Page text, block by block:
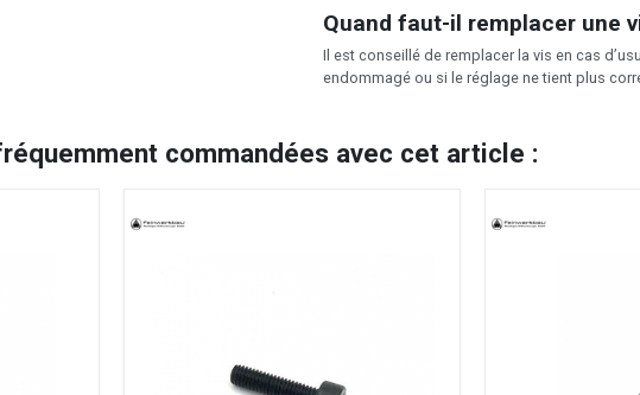
Quand faut-il remplacer une
Il est conseillé de remplacer la vis en cas
endommagé ou si le réglage ne tient plus
commandées avec cet article :